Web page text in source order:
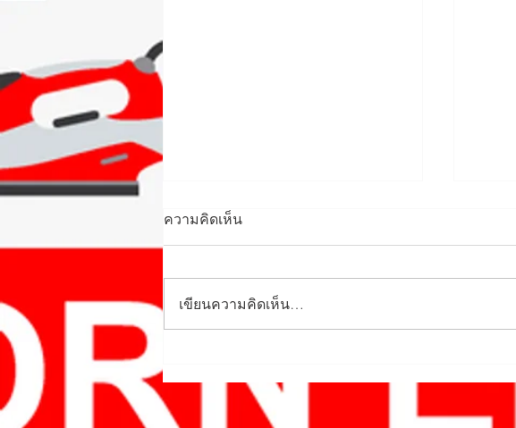
สาขาช่วง Lockdown
ปลอ
ป้อง
ความคิดเห็น
เขียนความคิดเห็น…